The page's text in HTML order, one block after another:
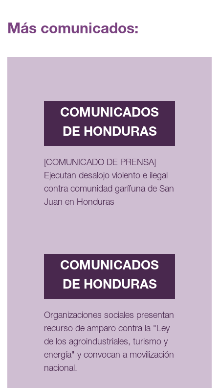
Más comunicados:
COMUNICADOS
DE HONDURAS
[COMUNICADO DE PRENSA]
Ejecutan desalojo violento e ilegal
contra comunidad garífuna de San
Juan en Honduras
COMUNICADOS
DE HONDURAS
Organizaciones sociales presentan
recurso de amparo contra la "Ley
de los agroindustriales, turismo y
energía" y convocan a movilización
nacional.